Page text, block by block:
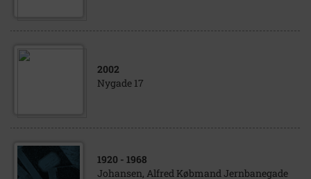
2002
Nygade 17
1920 - 1968
Johansen, Alfred Købmand Jernbanegade